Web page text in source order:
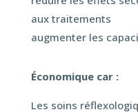
aux traitements
augmenter les
Économique car :
Les soins